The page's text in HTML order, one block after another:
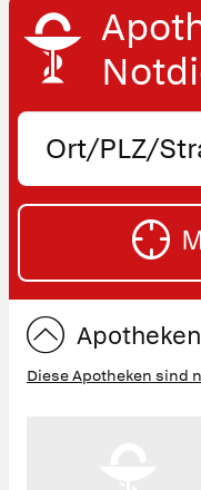
Ort,
oder
Straße
Diese Apotheken sind